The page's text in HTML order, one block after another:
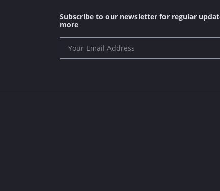
Subscribe to our newsletter for regular
more